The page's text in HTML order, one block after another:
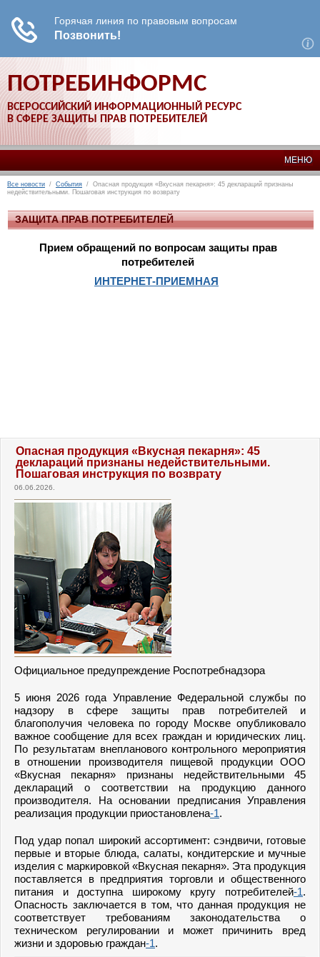
ПОТРЕБИНФОРМС
ВСЕРОССИЙСКИЙ ИНФОРМАЦИОННЫЙ РЕСУРС
В СФЕРЕ ЗАЩИТЫ ПРАВ ПОТРЕБИТЕЛЕЙ
МЕНЮ
Все новости / События / Опасная продукция «Вкусная пекарня»: 45 деклараций признаны
недействительными. Пошаговая инструкция по возврату
ЗАЩИТА ПРАВ ПОТРЕБИТЕЛЕЙ
Прием обращений по вопросам защиты прав
потребителей
ИНТЕРНЕТ-ПРИЕМНАЯ
Опасная продукция «Вкусная пекарня»: 45
деклараций признаны недействительными.
Пошаговая инструкция по возврату
06.06.2026.
Официальное предупреждение Роспотребнадзора
5 июня 2026 года Управление Федеральной службы по
надзору в сфере защиты прав потребителей и
благополучия человека по городу Москве опубликовало
важное сообщение для всех граждан и юридических лиц.
По результатам внепланового контрольного мероприятия
в отношении производителя пищевой продукции ООО
«Вкусная пекарня» признаны недействительными 45
деклараций о соответствии на продукцию данного
производителя. На основании предписания Управления
реализация продукции приостановлена-1.
Под удар попал широкий ассортимент: сэндвичи, готовые
первые и вторые блюда, салаты, кондитерские и мучные
изделия с маркировкой «Вкусная пекарня». Эта продукция
поставляется в предприятия торговли и общественного
питания и доступна широкому кругу потребителей-1.
Опасность заключается в том, что данная продукция не
соответствует требованиям законодательства о
техническом регулировании и может причинить вред
жизни и здоровью граждан-1.